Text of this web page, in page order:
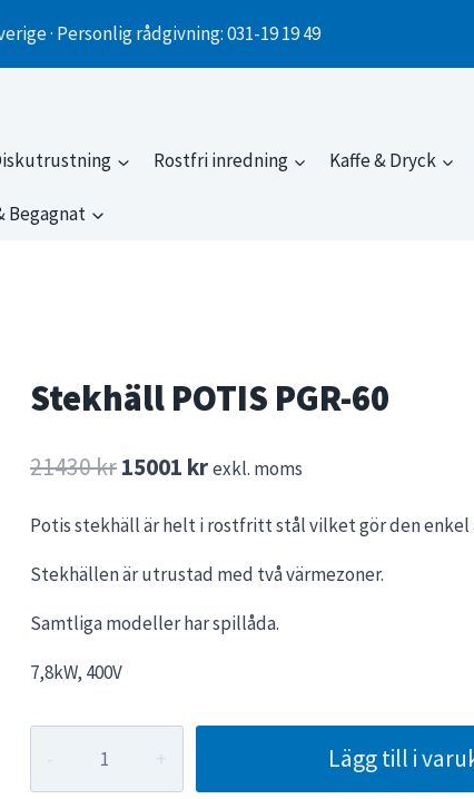
· Personlig rådgivning: 031-19 19 49
Rostfri inredning Kaffe & Dryck
Begagnat
Stekhäll POTIS PGR-60
21430krDet
priset
var:
21430 kr.
15001 krDet
priset
är:
15001 kr.
exkl. moms
Potis stekhäll är helt i rostfritt stål vilket gör den enkel
Stekhällen är utrustad med två värmezoner.
Samtliga modeller har spillåda.
7,8kW, 400V
Lägg till i